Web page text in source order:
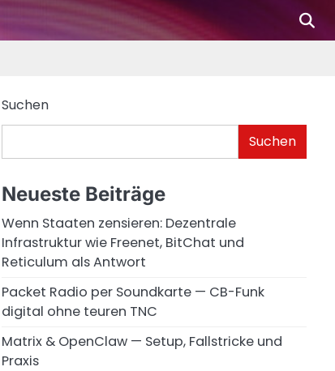
Suchen
Suchen
Neueste Beiträge
Wenn Staaten zensieren: Dezentrale
Infrastruktur wie Freenet, BitChat und
Reticulum als Antwort
Packet Radio per Soundkarte — CB-Funk
digital ohne teuren TNC
Matrix & OpenClaw — Setup, Fallstricke und
Praxis